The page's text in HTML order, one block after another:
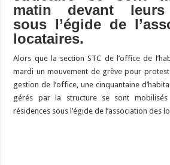
matin devant leurs
sous l’égide de
locataires.
Alors que la section STC de l’office de
mardi un mouvement de grève pour
gestion de l’office, une cinquantaine
gérés par la structure se sont
résidences sous l’égide de l’association des